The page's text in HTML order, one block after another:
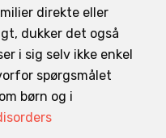
direkte eller
dukker det også
i sig selv ikke enkel
spørgsmålet
børn og i